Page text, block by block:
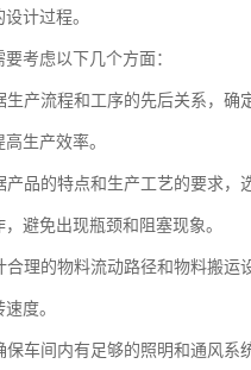
计过程。
考虑以下几个方面：
生产流程和工序的先后关系，
生产效率。
产品的特点和生产工艺的要求
避免出现瓶颈和阻塞现象。
合理的物料流动路径和物料搬
度。
保车间内有足够的照明和通风系